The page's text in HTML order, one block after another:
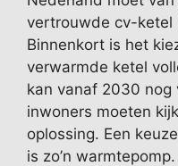
vertrouwde cv-ketel
Binnenkort is het
verwarmde ketel
kan vanaf 2030 nog
inwoners moeten
oplossing. Een
is zo’n